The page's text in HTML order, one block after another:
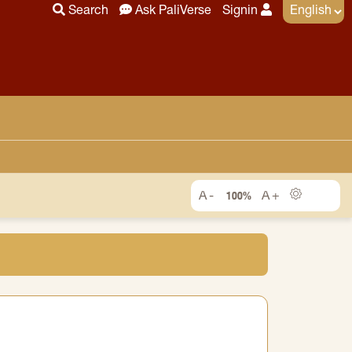
Search Ask PaliVerse Signin
100%